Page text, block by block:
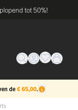
tot 50%!
de € 65,00.